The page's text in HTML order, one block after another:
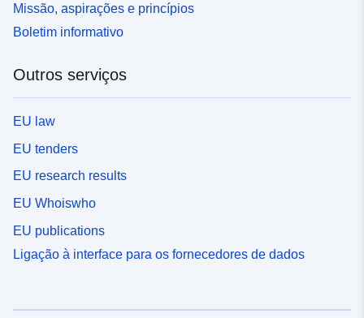
Missão, aspirações e princípios
Boletim informativo
Outros serviços
EU law
EU tenders
EU research results
EU Whoiswho
EU publications
Ligação à interface para os fornecedores de dados